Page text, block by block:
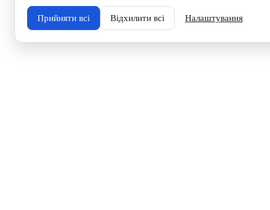
Прийняти всі Відхилити всі Налаштування